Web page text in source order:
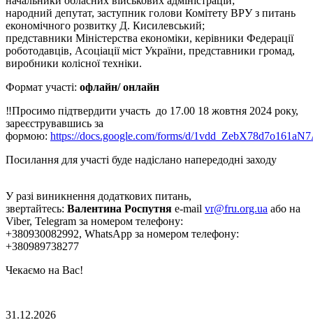
народний депутат, заступник голови Комітету ВРУ з питань
економічного розвитку Д. Кисилевський;
представники Міністерства економіки, керівники Федерації
роботодавців, Асоціації міст України, представники громад,
виробники колісної техніки.
Формат участі: офлайн/ онлайн
‼️Просимо підтвердити участь до 17.00 18 жовтня 2024 року,
зареєструвавшись за
формою: https://docs.google.com/forms/d/
Посилання для участі буде надіслано напередодні заходу
У разі виникнення додаткових питань,
звертайтесь: Валентина Роспутня e-mail vr@fru.org.ua або на
Viber, Telegram за номером телефону:
+380930082992, WhatsApp за номером телефону:
+380989738277
Чекаємо на Вас!
31.12.2026